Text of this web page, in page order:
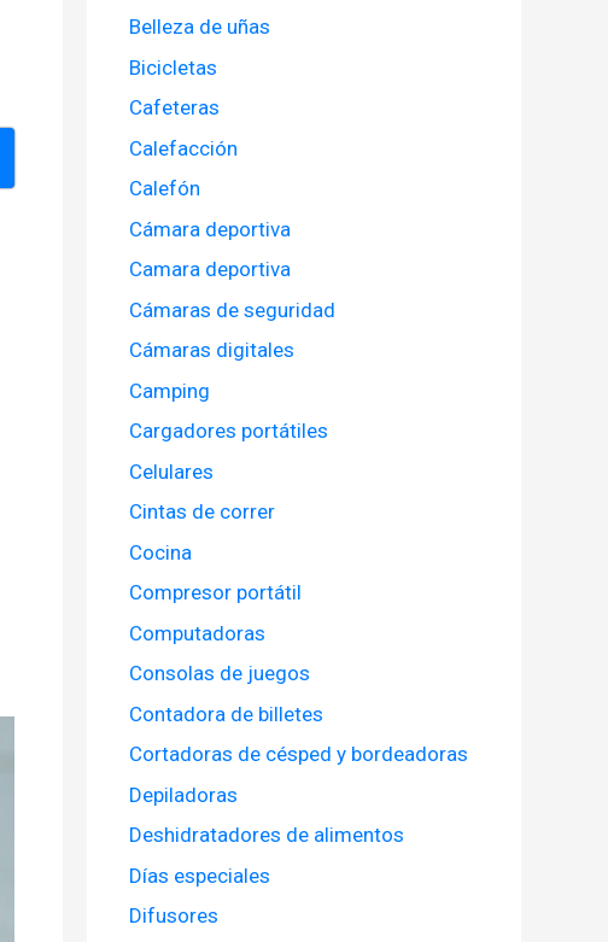
Belleza de uñas
Bicicletas
Cafeteras
Calefacción
Calefón
Cámara deportiva
Camara deportiva
Cámaras de seguridad
Cámaras digitales
Camping
Cargadores portátiles
Celulares
Cintas de correr
Cocina
Compresor portátil
Computadoras
Consolas de juegos
Contadora de billetes
Cortadoras de césped y bordeadoras
Depiladoras
Deshidratadores de alimentos
Días especiales
Difusores